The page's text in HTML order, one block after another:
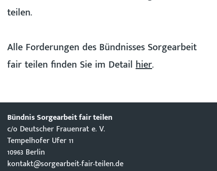
teilen.
Alle Forderungen des Bündnisses Sorgearbeit
fair teilen finden Sie im Detail hier.
Bündnis Sorgearbeit fair teilen
c/o Deutscher Frauenrat e. V.
Tempelhofer Ufer 11
10963 Berlin
kontakt@sorgearbeit-fair-teilen.de